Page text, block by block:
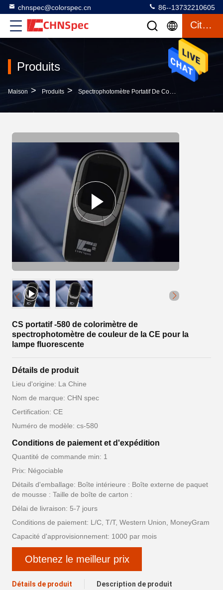
chnspec@colorspec.cn 86--13732210605
Citation
Produits
Maison > Produits > Spectrophotomètre Portatif De Couleur
CS portatif -580 de colorimètre de
spectrophotomètre de couleur de la CE pour la
lampe fluorescente
Détails de produit
Lieu d'origine: La Chine
Nom de marque: CHN spec
Certification: CE
Numéro de modèle: cs-580
Conditions de paiement et d'expédition
Quantité de commande min: 1
Prix: Négociable
Détails d'emballage: Boîte intérieure : Boîte externe de paquet
de mousse : Taille de boîte de carton :
Délai de livraison: 5-7 jours
Conditions de paiement: L/C, T/T, Western Union, MoneyGram
Capacité d'approvisionnement: 1000 par mois
Obtenez le meilleur prix
Détails de produit Description de produit